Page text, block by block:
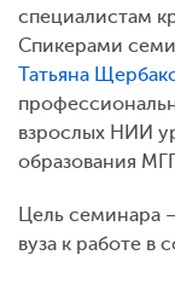
специалистам
Спикерами
Татьяна
взрослых НИИ
образования
Цель семинара
вуза к работе в